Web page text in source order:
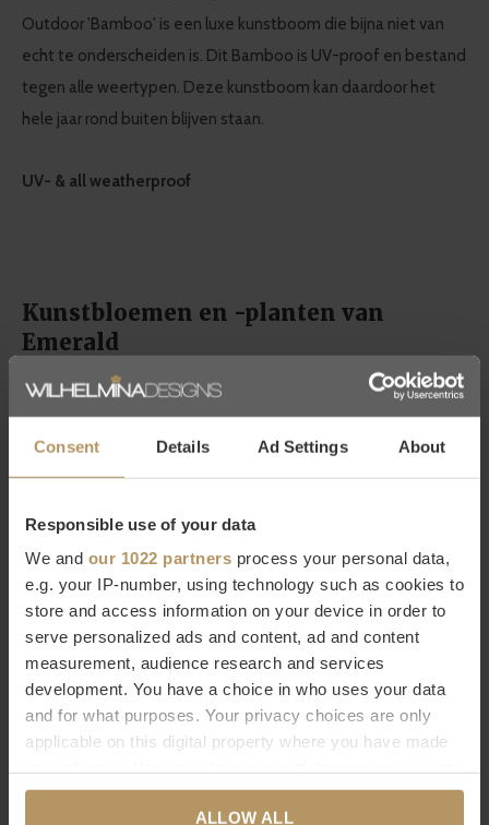
Consent Details Ad Settings About
Responsible use of your data
We and our 1022 partners process your personal data,
e.g. your IP-number, using technology such as cookies to
store and access information on your device in order to
serve personalized ads and content, ad and content
measurement, audience research and services
development. You have a choice in who uses your data
and for what purposes. Your privacy choices are only
applicable on this digital property where you have made
any time from the Cookie Declaration or by clicking on
the Privacy trigger icon.ALLOW ALL
Outdoor 'Bamboo' is een luxe kunstboom die bijna niet van
echt te onderscheiden is. Dit Bamboo is UV-proof en bestand
tegen alle weertypen. Deze kunstboom kan daardoor het
hele jaar rond buiten blijven staan.
UV- & all weatherproof
Kunstbloemen en -planten van
Emerald
Je interieur stijlen met kunstbloemen en -planten/bomen is
een trend die steeds populairder wordt. Emerald is
uitgegroeid tot een specialist in kunstbloemen en -planten,
met de grootste collectie groene planten, bladtakken en
en kleurrijker met kunstbloemen- en planten die niet van echt te
onderscheiden zijn”.
Wil je meer weten over kunstplanten en kunstbloemen of ben
je op zoek naar een specifiek product? Neem dan contact op
met onze
klantenservice.
Specificaties